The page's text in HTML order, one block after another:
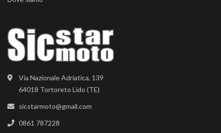
Via Nazionale Adriatica, 139
64018 Tortoreto Lido (TE)
sicstarmoto@gmail.com
0861 787228